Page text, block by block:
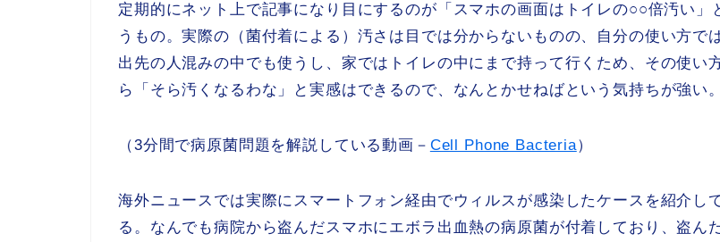
定期的にネット上で記事になり目にするのが「スマホの画面はトイレの○○倍汚い」
うもの。実際の（菌付着による）汚さは目では分からないものの、自分の使い方で
出先の人混みの中でも使うし、家ではトイレの中にまで持って行くため、その使い
ら「そら汚くなるわな」と実感はできるので、なんとかせねばという気持ちが強い。
（3分間で病原菌問題を解説している動画－ Cell Phone Bacteria）
海外ニュースでは実際にスマートフォン経由でウィルスが感染したケースを紹介し
る。なんでも病院から盗んだスマホにエボラ出血熱の病原菌が付着しており、盗ん